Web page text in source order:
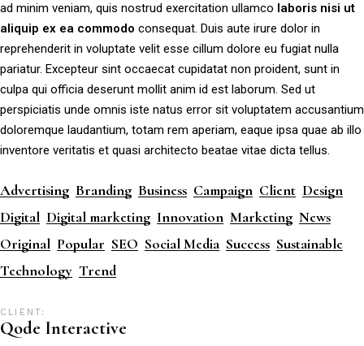
ad minim veniam, quis nostrud exercitation ullamco laboris nisi ut
aliquip ex ea commodo consequat. Duis aute irure dolor in
reprehenderit in voluptate velit esse cillum dolore eu fugiat nulla
pariatur. Excepteur sint occaecat cupidatat non proident, sunt in
culpa qui officia deserunt mollit anim id est laborum. Sed ut
perspiciatis unde omnis iste natus error sit voluptatem accusantium
doloremque laudantium, totam rem aperiam, eaque ipsa quae ab illo
inventore veritatis et quasi architecto beatae vitae dicta tellus.
Advertising Branding Business Campaign Client Design
Digital Digital marketing Innovation Marketing News
Original Popular SEO Social Media Success Sustainable
Technology Trend
CLIENT:
Qode Interactive